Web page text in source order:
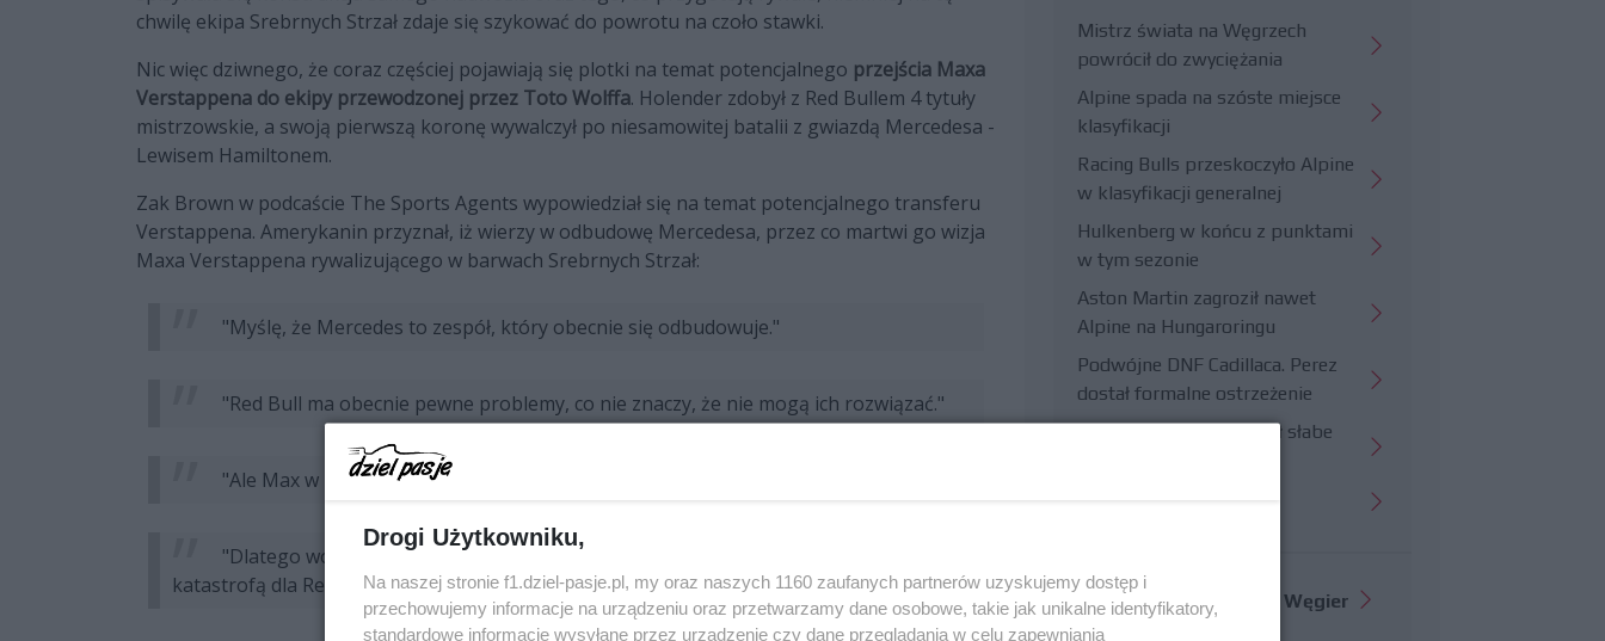
chwilę ekipa Srebrnych Strzał zdaje się szykować do powrotu na czoło stawki.
Nic więc dziwnego, że coraz częściej pojawiają się plotki na temat potencjalnego przejścia Maxa
Verstappena do ekipy przewodzonej przez Toto Wolffa. Holender zdobył z Red Bullem 4 tytuły
mistrzowskie, a swoją pierwszą koronę wywalczył po niesamowitej batalii z gwiazdą Mercedesa -
Lewisem Hamiltonem.
Zak Brown w podcaście The Sports Agents wypowiedział się na temat potencjalnego transferu
Verstappena. Amerykanin przyznał, iż wierzy w odbudowę Mercedesa, przez co martwi go wizja
Maxa Verstappena rywalizującego w barwach Srebrnych Strzał:
"Myślę, że Mercedes to zespół, który obecnie się odbudowuje."
"Red Bull ma obecnie pewne problemy, co nie znaczy, że nie mogą ich rozwiązać."
"Ale Max w Mercedesie - to dość niewygodna wizja, bo on jest niesamowity."
"Dlatego wolałbym, żeby został tam, gdzie jest. Uważam, że utrata Maxa byłaby
katastrofą dla Red Bulla."
Mistrz świata na Węgrzech
powrócił do zwyciężania
Alpine spada na szóste miejsce
klasyfikacji
Racing Bulls przeskoczyło Alpine
w klasyfikacji generalnej
Hulkenberg w końcu z punktami
w tym sezonie
Aston Martin zagroził nawet
Alpine na Hungaroringu
Podwójne DNF Cadillaca. Perez
dostał formalne ostrzeżenie
Hungaroring potwierdził słabe
Więcej informacji o GP Węgier
Drogi Użytkowniku,
Na naszej stronie f1.dziel-pasje.pl, my oraz naszych 1160 zaufanych partnerów uzyskujemy dostęp i
przechowujemy informacje na urządzeniu oraz przetwarzamy dane osobowe, takie jak unikalne identyfikatory,
standardowe informacje wysyłane przez urządzenie czy dane przeglądania w celu zapewniania